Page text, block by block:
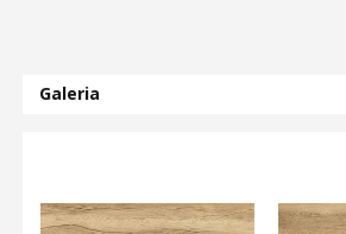
Galeria